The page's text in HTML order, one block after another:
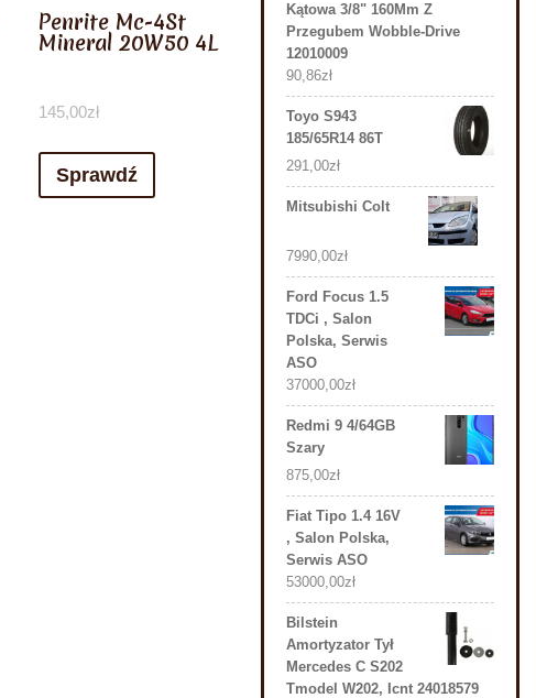
Penrite Mc-4St
Mineral 20W50 4L
145,00zł
Sprawdź
Kątowa 3/8" 160Mm Z
Przegubem Wobble-Drive
12010009
90,86zł
Toyo S943
185/65R14 86T
291,00zł
Mitsubishi Colt
7990,00zł
Ford Focus 1.5
TDCi , Salon
Polska, Serwis
ASO
37000,00zł
Redmi 9 4/64GB
Szary
875,00zł
Fiat Tipo 1.4 16V
, Salon Polska,
Serwis ASO
53000,00zł
Bilstein
Amortyzator Tył
Mercedes C S202
Tmodel W202, Icnt 24018579